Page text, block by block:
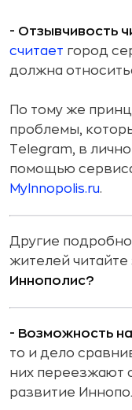
- Отзывчивость
считает город
должна
По тому же
проблемы,
Telegram, в
помощью
MyInnopolis.ru.
Другие
жителей читайте
Иннополис?
- Возможность
то и дело
них переезжают
развитие